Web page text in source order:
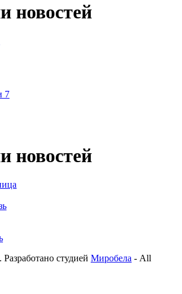
новостей
7
новостей
студией Миробела - All